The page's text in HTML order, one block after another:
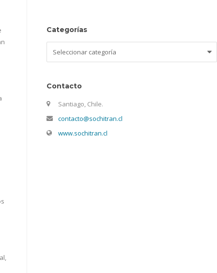
Categorías
Contacto
Santiago, Chile.
contacto@sochitran.cl
www.sochitran.cl